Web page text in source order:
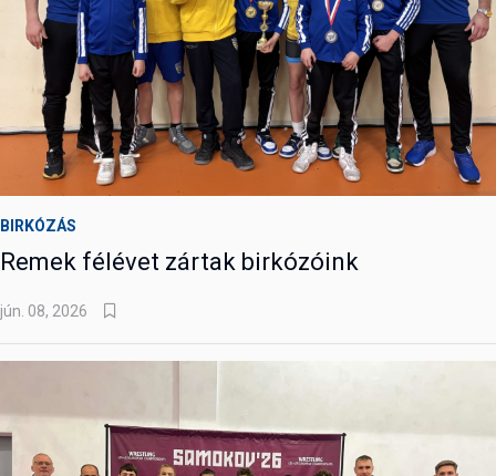
BIRKÓZÁS
Remek félévet zártak birkózóink
jún. 08, 2026